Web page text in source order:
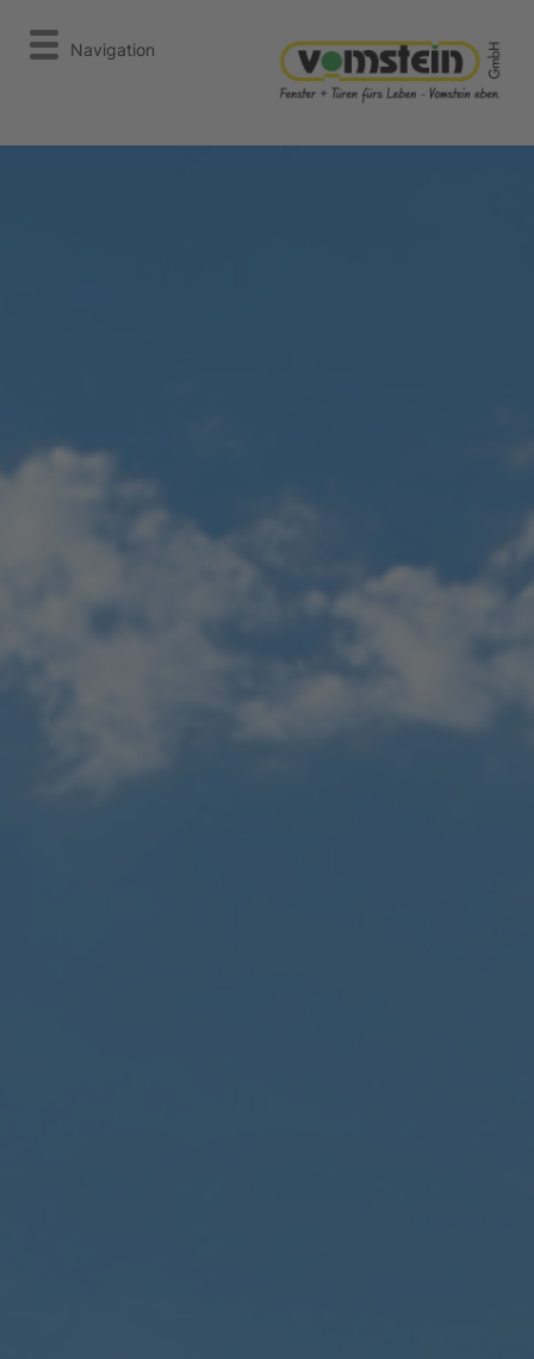
Navigation